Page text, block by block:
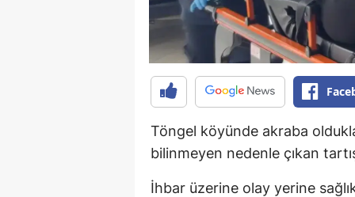
Töngel köyünde akraba
bilinmeyen nedenle çıkan
İhbar üzerine olay yerine